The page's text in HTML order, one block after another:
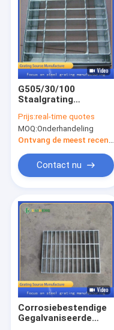
G505/30/100
Staalgrating
Drainagesloot
Prijs:real-time quotes
MOQ:Onderhandeling
Contact nu
Corrosiebestendige
Gegalvaniseerde